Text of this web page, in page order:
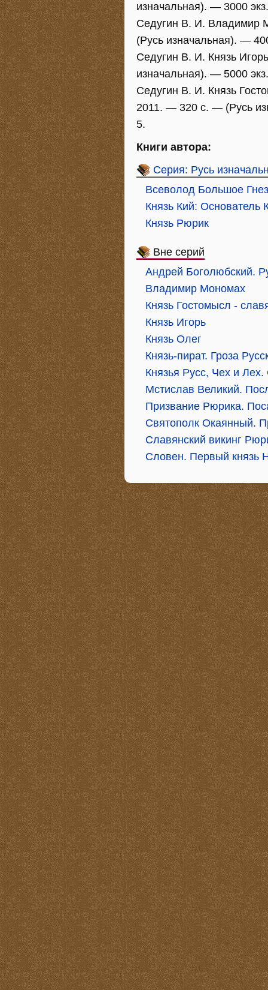
изначальная). — 3000
Седугин В. И.
(Русь изначальная). —
Седугин В. И. Князь
изначальная). — 5000
Седугин В. И. Князь
2011. — 320 с. — (Русь
5.
Книги автора:
Серия: Русь
Всеволод Большое
Князь Кий: Основатель
Князь Рюрик
Вне серий
Андрей Боголюбский.
Владимир Мономах
Князь Гостомысл -
Князь Игорь
Князь Олег
Князь-пират. Гроза
Князья Русс, Чех и
Мстислав Великий.
Призвание Рюрика.
Святополк Окаянный.
Славянский викинг
Словен. Первый князь